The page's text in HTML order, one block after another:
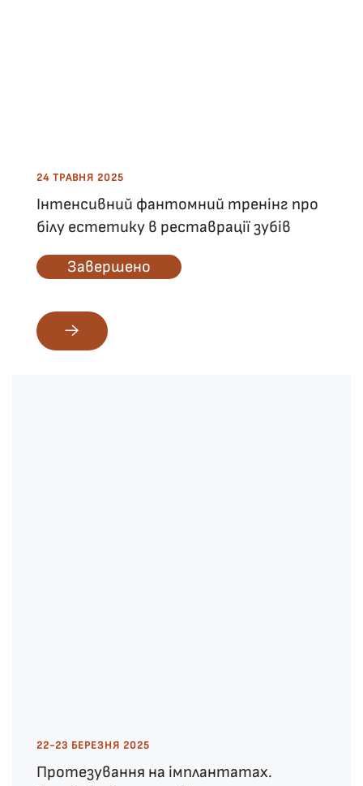
24 ТРАВНЯ 2025
Інтенсивний фантомний тренінг про
білу естетику в реставрації зубів
Завершено
22-23 БЕРЕЗНЯ 2025
Протезування на імплантатах.